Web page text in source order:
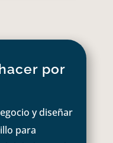
por
y diseñar
para